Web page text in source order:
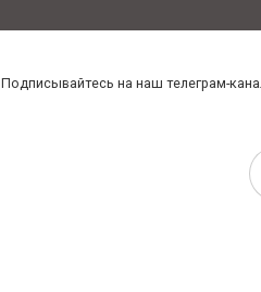
Подписывайтесь на наш телеграм-